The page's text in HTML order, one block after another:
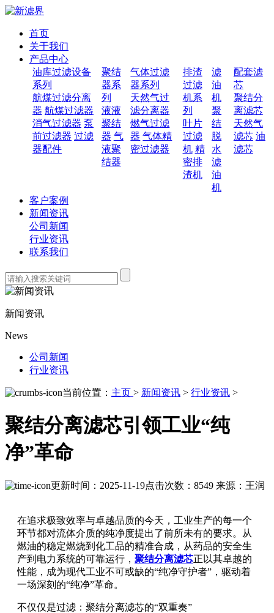
首页
关于我们
产品中心
油库过滤设备
系列
航煤过滤分离
器 航煤过滤器
消气过滤器 泵
前过滤器 过滤
器配件
聚结
器系
列
液液
聚结
器 气
液聚
结器
气体过滤
器系列
天然气过
滤分离器
燃气过滤
器 气体精
密过滤器
排渣
过滤
机系
列
叶片
过滤
机 精
密排
渣机
滤
油
机
聚
结
脱
水
滤
油
机
配套滤
芯
聚结分
离滤芯
天然气
滤芯 油
滤芯
客户案例
新闻资讯
公司新闻
行业资讯
联系我们
新闻资讯
News
公司新闻
行业资讯
当前位置： 主页 > 新闻资讯 > 行业资讯 >
聚结分离滤芯引领工业“纯
净”革命
更新时间：2025-11-19点击次数：8549 来源：王润
在追求极致效率与卓越品质的今天，工业生产的每一个
环节都对流体介质的纯净度提出了前所未有的要求。从
燃油的稳定燃烧到化工品的精准合成，从药品的安全生
产到电力系统的可靠运行， 聚结分离滤芯正以其卓越的
性能，成为现代工业不可或缺的“纯净守护者”，驱动着
一场深刻的“纯净”革命。
不仅仅是过滤：聚结分离滤芯的“双重奏”